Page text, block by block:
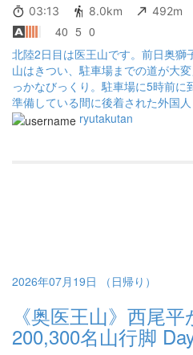
03:13 8.0km 492m
40 5 0
北陸2日目は医王山です。前日奥獅
山はきつい、駐車場までの道が大
っかなびっくり。駐車場に5時前に
準備している間に後着された外国
た（その後すれ違いなどなかった
ryutakutan
2026年07月19日 （日帰り）
《奥医王山》西尾
200,300名山行脚